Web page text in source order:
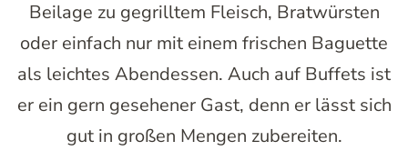
Beilage zu gegrilltem Fleisch, Bratwürsten
oder einfach nur mit einem frischen Baguette
als leichtes Abendessen. Auch auf Buffets ist
er ein gern gesehener Gast, denn er lässt sich
gut in großen Mengen zubereiten.